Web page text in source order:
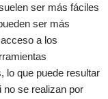
ser más fáciles
ser más
a los
lo que puede resultar
se realizan por